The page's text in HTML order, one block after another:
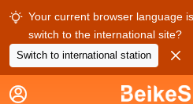
 Your current browser language
switch to the international site?
Switch to international station 
